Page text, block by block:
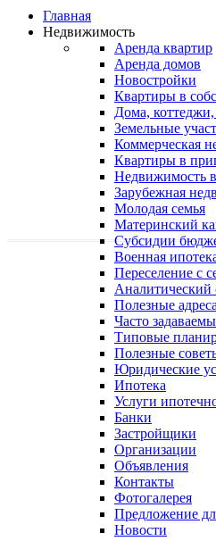
Главная
Недвижимость
Аренда квартир
Аренда домов
Новостройки
Квартиры в
Дома,
Земельные
Коммерческая
Квартиры в
Недвижимость
Зарубежная
Молодая семья
Материнский
Субсидии
Военная
Переселение с
Аналитический
Полезные адреса
Часто
Типовые
Полезные
Юридические
Ипотека
Услуги
Банки
Застройщики
Организации
Объявления
Контакты
Фотогалерея
Предложение
Новости